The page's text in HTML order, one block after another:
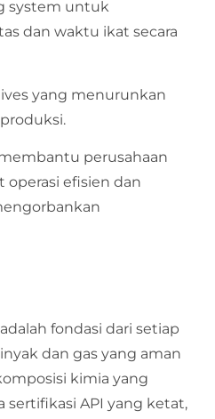
system untuk
dan waktu ikat secara
yang menurunkan
perusahaan
operasi efisien dan
fondasi dari setiap
dan gas yang aman
kimia yang
sertifikasi API yang ketat,